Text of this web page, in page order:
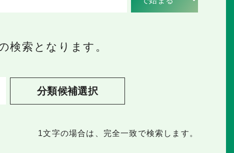
検索となります。
分類候補選択
1文字の場合は、完全一致で検索します。